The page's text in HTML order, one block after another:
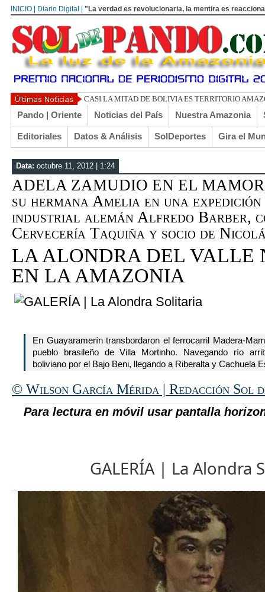
INICIO | Diario Digital | "La verdad es revolucionaria, la mentira es
UN LIBERTARIO
Pando | Oriente Noticias del País Nuestra Amazonia
Editoriales Datos & Análisis SolDeportes Gira el
Data: octubre 11, 2012 | 1:24
ADELA ZAMUDIO EN EL
su hermana Amelia en una
industrial alemán Alfredo Barber,
Cervecería Taquiña y socio de
LA ALONDRA DEL VALLE
EN LA AMAZONIA
En Guayaramerín transbordaron el ferrocarril Madera-
pueblo brasileño de Villa Mortinho. Navegando río
boliviano por el Bajo Beni, llegando a Riberalta y Cachuela
© Wilson García Mérida | Redacción Sol
Para lectura en móvil usar pantalla
GALERÍA | La Alondra